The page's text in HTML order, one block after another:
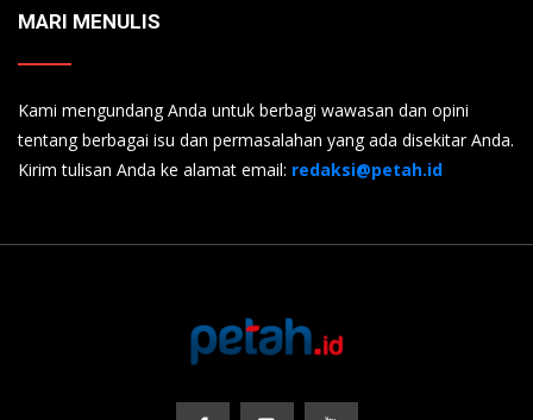
MARI MENULIS
Kami mengundang Anda untuk berbagi wawasan dan opini
tentang berbagai isu dan permasalahan yang ada disekitar Anda.
Kirim tulisan Anda ke alamat email: redaksi@petah.id